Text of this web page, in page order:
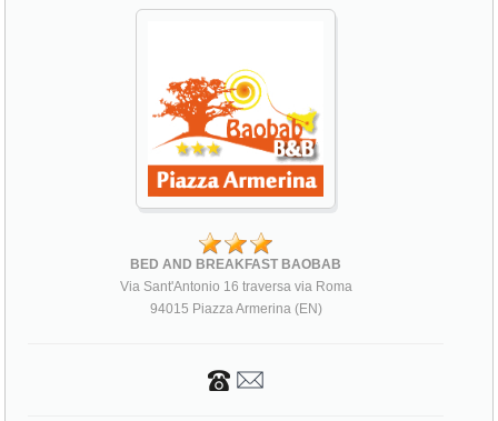
BED AND BREAKFAST BAOBAB
Via Sant'Antonio 16 traversa via Roma
94015 Piazza Armerina (EN)